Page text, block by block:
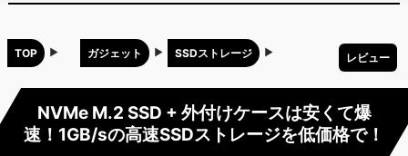
TOP ガジェット SSDストレージ レビュー
NVMe M.2 SSD + 外付けケースは安くて爆
速！1GB/sの高速SSDストレージを低価格で！